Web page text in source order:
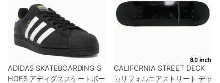
ADIDAS SKATEBOARDING S
HOES アディダススケートボー
CALIFORNIA STREET DECK
カリフォルニアストリート デッ